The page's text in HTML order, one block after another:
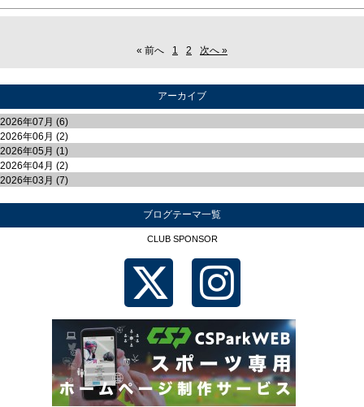
« 前へ 1 2 次へ »
アーカイブ
2026年07月 (6)
2026年06月 (2)
2026年05月 (1)
2026年04月 (2)
2026年03月 (7)
ブログテーマ一覧
CLUB SPONSOR